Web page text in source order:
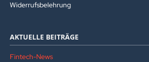
Widerrufsbelehrung
AKTUELLE BEITRÄGE
Fintech-News